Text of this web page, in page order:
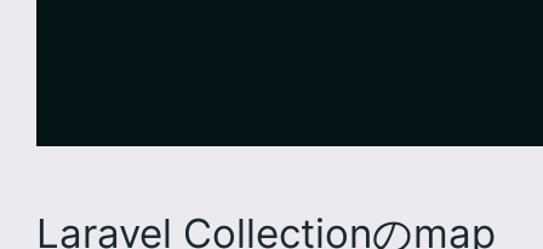
Laravel Collectionのmap